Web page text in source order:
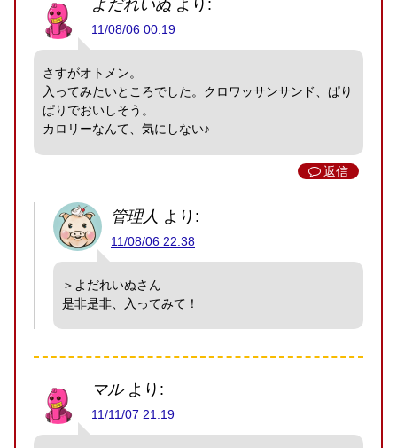
よだれいぬ より:
11/08/06 00:19
さすがオトメン。
入ってみたいところでした。クロワッサンサンド、ぱり
ぱりでおいしそう。
カロリーなんて、気にしない♪
返信
管理人 より:
11/08/06 22:38
＞よだれいぬさん
是非是非、入ってみて！
マル より:
11/11/07 21:19